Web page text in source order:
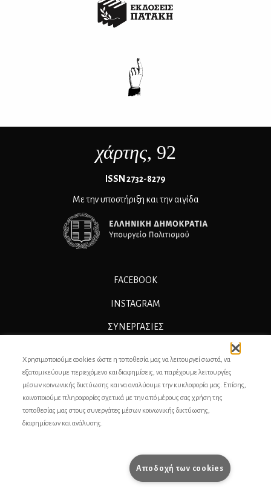
χάρτης, 92
ΙSSN 2732-8279
Με την υποστήριξη και την αιγίδα
FACEBOOK
INSTAGRAM
ΣΥΝΕΡΓΑΣΊΕΣ
ΕΠΙΚΟΙΝΩΝΙΑ
ΣΥΝΤΕΛΕΣΤΕΣ
ΟΡΟΙ ΧΡΗΣΗΣ
Χρησιμοποιούμε cookies ώστε η τοποθεσία μας να λειτουργεί σωστά, να
εξατομικεύουμε περιεχόμενο και διαφημίσεις, να παρέχουμε λειτουργίες
μέσων κοινωνικής δικτύωσης και να αναλύουμε την κυκλοφορία μας. Επίσης,
κοινοποιούμε πληροφορίες σχετικά με την από μέρους σας χρήση της
τοποθεσίας μας στους συνεργάτες μέσων κοινωνικής δικτύωσης,
διαφημίσεων και ανάλυσης.
Αποδοχή των cookies